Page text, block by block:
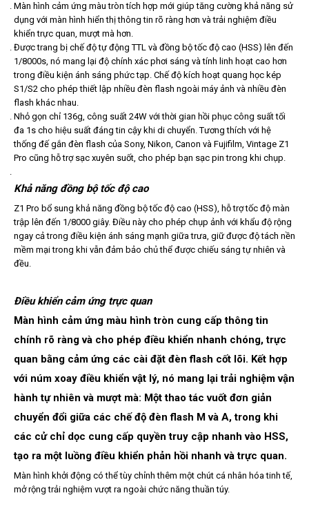
Màn hình cảm ứng màu tròn tích hợp mới giúp tăng cường khả năng sử
dụng với màn hình hiển thị thông tin rõ ràng hơn và trải nghiệm điều
khiển trực quan, mượt mà hơn.
Được trang bị chế độ tự động TTL và đồng bộ tốc độ cao (HSS) lên đến
1/8000s, nó mang lại độ chính xác phơi sáng và tính linh hoạt cao hơn
trong điều kiện ánh sáng phức tạp. Chế độ kích hoạt quang học kép
S1/S2 cho phép thiết lập nhiều đèn flash ngoài máy ảnh và nhiều đèn
flash khác nhau.
Nhỏ gọn chỉ 136g, công suất 24W với thời gian hồi phục công suất tối
đa 1s cho hiệu suất đáng tin cậy khi di chuyển. Tương thích với hệ
thống đế gắn đèn flash của Sony, Nikon, Canon và Fujifilm, Vintage Z1
Pro cũng hỗ trợ sạc xuyên suốt, cho phép bạn sạc pin trong khi chụp.
Khả năng đồng bộ tốc độ cao
Z1 Pro bổ sung khả năng đồng bộ tốc độ cao (HSS), hỗ trợ tốc độ màn
trập lên đến 1/8000 giây. Điều này cho phép chụp ảnh với khẩu độ rộng
ngay cả trong điều kiện ánh sáng mạnh giữa trưa, giữ được độ tách nền
mềm mại trong khi vẫn đảm bảo chủ thể được chiếu sáng tự nhiên và
đều.
Điều khiển cảm ứng trực quan
Màn hình cảm ứng màu hình tròn cung cấp thông tin
chính rõ ràng và cho phép điều khiển nhanh chóng, trực
quan bằng cảm ứng các cài đặt đèn flash cốt lõi. Kết hợp
với núm xoay điều khiển vật lý, nó mang lại trải nghiệm vận
hành tự nhiên và mượt mà: Một thao tác vuốt đơn giản
chuyển đổi giữa các chế độ đèn flash M và A, trong khi
các cử chỉ dọc cung cấp quyền truy cập nhanh vào HSS,
tạo ra một luồng điều khiển phản hồi nhanh và trực quan.
Màn hình khởi động có thể tùy chỉnh thêm một chút cá nhân hóa tinh tế,
mở rộng trải nghiệm vượt ra ngoài chức năng thuần túy.